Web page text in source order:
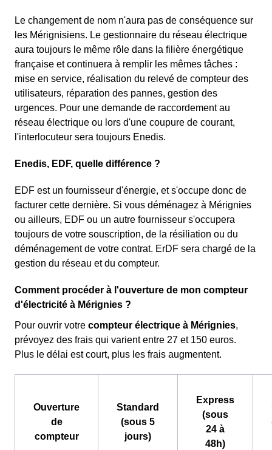
Le changement de nom n'aura pas de conséquence sur
les Mérignisiens. Le gestionnaire du réseau électrique
aura toujours le même rôle dans la filière énergétique
française et continuera à remplir les mêmes tâches :
mise en service, réalisation du relevé de compteur des
utilisateurs, réparation des pannes, gestion des
urgences. Pour une demande de raccordement au
réseau électrique ou lors d'une coupure de courant,
l'interlocuteur sera toujours Enedis.
Enedis, EDF, quelle différence ?
EDF est un fournisseur d'énergie, et s'occupe donc de
facturer cette dernière. Si vous déménagez à Mérignies
ou ailleurs, EDF ou un autre fournisseur s'occupera
toujours de votre souscription, de la résiliation ou du
déménagement de votre contrat. ErDF sera chargé de la
gestion du réseau et du compteur.
Comment procéder à l'ouverture de mon compteur
d'électricité à Mérignies ?
Pour ouvrir votre compteur électrique à Mérignies,
prévoyez des frais qui varient entre 27 et 150 euros.
Plus le délai est court, plus les frais augmentent.
Ouverture
de
compteur
Standard
(sous 5
jours)
Express
(sous
24 à
48h)